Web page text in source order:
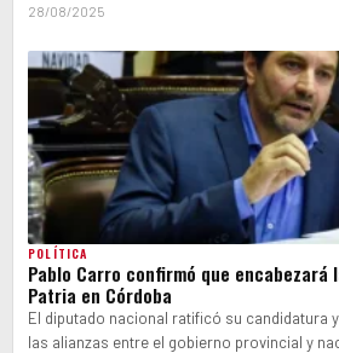
28/08/2025
POLÍTICA
Pablo Carro confirmó que encabezará
Patria en Córdoba
El diputado nacional ratificó su candidatura
las alianzas entre el gobierno provincial y